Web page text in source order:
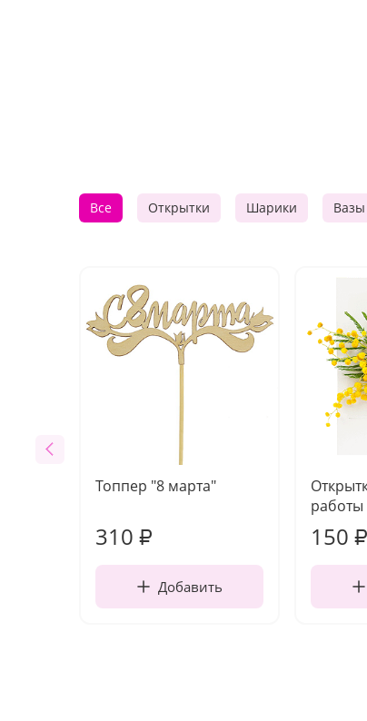
Все Открытки Шарики Вазы
Топпер "8 марта"
310 ₽
Добавить
работы
150 ₽